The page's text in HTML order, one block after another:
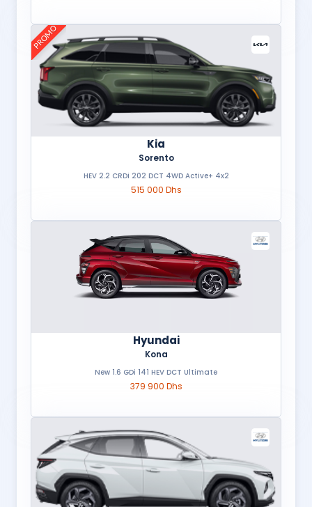
PROMO
Kia
Sorento
HEV 2.2 CRDi 202 DCT 4WD Active+ 4x2
515 000 Dhs
Hyundai
Kona
New 1.6 GDi 141 HEV DCT Ultimate
379 900 Dhs